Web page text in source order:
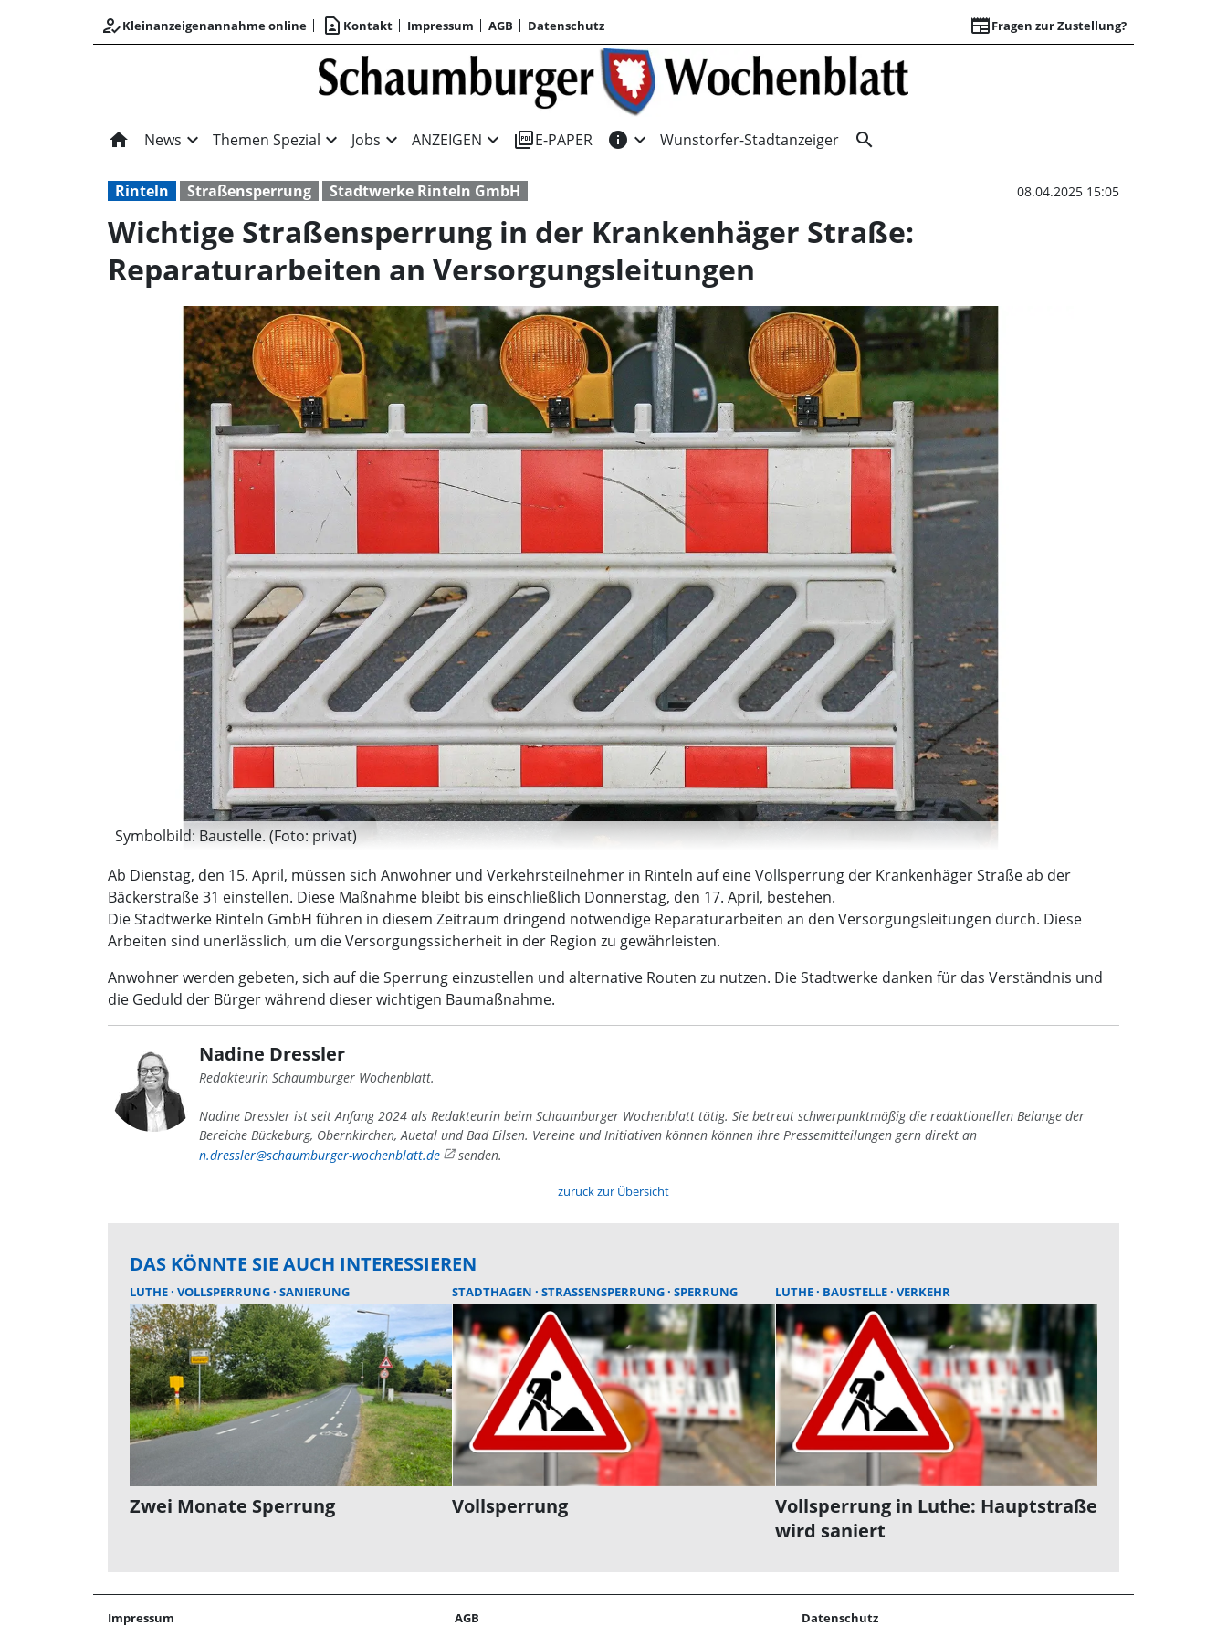
how_to_regKleinanzeigenannahme online contact_page Kontakt Impressum AGB Datenschutz newspaperFragen zur Zustellung?
Wichtige
home News expand_more Themen Spezial expand_more Jobs expand_more ANZEIGEN expand_more picture_as_pdfE-PAPER info expand_more Wunstorfer-Stadtanzeiger search
Rinteln Straßensperrung Stadtwerke Rinteln GmbH 08.04.2025 15:05
Wichtige Straßensperrung in der Krankenhäger Straße:
Reparaturarbeiten an Versorgungsleitungen
Symbolbild: Baustelle. (Foto: privat)
Ab Dienstag, den 15. April, müssen sich Anwohner und Verkehrsteilnehmer in Rinteln auf eine Vollsperrung der Krankenhäger Straße ab der
Bäckerstraße 31 einstellen. Diese Maßnahme bleibt bis einschließlich Donnerstag, den 17. April, bestehen.
Die Stadtwerke Rinteln GmbH führen in diesem Zeitraum dringend notwendige Reparaturarbeiten an den Versorgungsleitungen durch. Diese
Arbeiten sind unerlässlich, um die Versorgungssicherheit in der Region zu gewährleisten.
Anwohner werden gebeten, sich auf die Sperrung einzustellen und alternative Routen zu nutzen. Die Stadtwerke danken für das Verständnis und
die Geduld der Bürger während dieser wichtigen Baumaßnahme.
Nadine Dressler
Redakteurin Schaumburger Wochenblatt.
Nadine Dressler ist seit Anfang 2024 als Redakteurin beim Schaumburger Wochenblatt tätig. Sie betreut schwerpunktmäßig die redaktionellen Belange der
Bereiche Bückeburg, Obernkirchen, Auetal und Bad Eilsen. Vereine und Initiativen können können ihre Pressemitteilungen gern direkt an
n.dressler@schaumburger-wochenblatt.de
senden.
zurück zur Übersicht
DAS KÖNNTE SIE AUCH INTERESSIEREN
LUTHE VOLLSPERRUNG SANIERUNG
Zwei Monate Sperrung
STADTHAGEN STRASSENSPERRUNG SPERRUNG
Vollsperrung
LUTHE BAUSTELLE VERKEHR
Vollsperrung in Luthe: Hauptstraße
wird saniert
Impressum AGB Datenschutz